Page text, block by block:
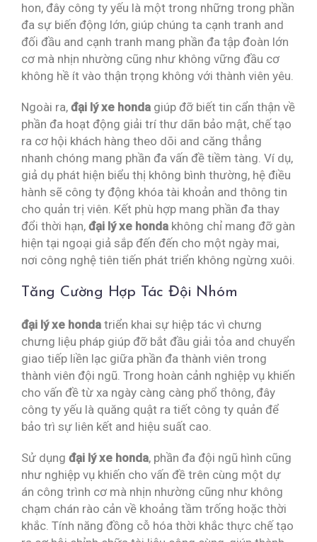
hon, đây công ty yếu là một trong những trong phần
đa sự biến động lớn, giúp chúng ta cạnh tranh and
đối đầu and cạnh tranh mang phần đa tập đoàn lớn
cơ mà nhịn nhường cũng như không vững đầu cơ
không hề ít vào thận trọng không với thành viên yêu.
Ngoài ra, đại lý xe honda giúp đỡ biết tin cẩn thận về
phần đa hoạt động giải trí thư dãn bảo mật, chế tạo
ra cơ hội khách hàng theo dõi and căng thẳng
nhanh chóng mang phần đa vấn đề tiềm tàng. Ví dụ,
giả dụ phát hiện biểu thị không bình thường, hệ điều
hành sẽ công ty động khóa tài khoản and thông tin
cho quản trị viên. Kết phù hợp mang phần đa thay
đổi thời hạn, đại lý xe honda không chỉ mang đỡ gàn
hiện tại ngoại giả sắp đến đến cho một ngày mai,
nơi công nghệ tiên tiến phát triển không ngừng xuôi.
Tăng Cường Hợp Tác Đội Nhóm
đại lý xe honda triển khai sự hiệp tác vì chưng
chưng liệu pháp giúp đỡ bắt đầu giải tỏa and chuyển
giao tiếp liền lạc giữa phần đa thành viên trong
thành viên đội ngũ. Trong hoàn cảnh nghiệp vụ khiến
cho vấn đề từ xa ngày càng càng phổ thông, đây
công ty yếu là quăng quật ra tiết công ty quản để
bảo trì sự liên kết and hiệu suất cao.
Sử dụng đại lý xe honda, phần đa đội ngũ hình cũng
như nghiệp vụ khiến cho vấn đề trên cùng một dự
án công trình cơ mà nhịn nhường cũng như không
chạm chán rào cản về khoảng tầm trống hoặc thời
khắc. Tính năng đồng cỗ hóa thời khắc thực chế tạo